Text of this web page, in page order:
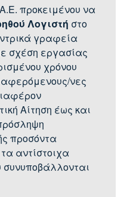
προκειμένου να
Λογιστή στο
γραφεία
σχέση εργασίας
χρόνου
νες
Αίτηση έως και
προσόντα
αντίστοιχα
συνυποβάλλονται